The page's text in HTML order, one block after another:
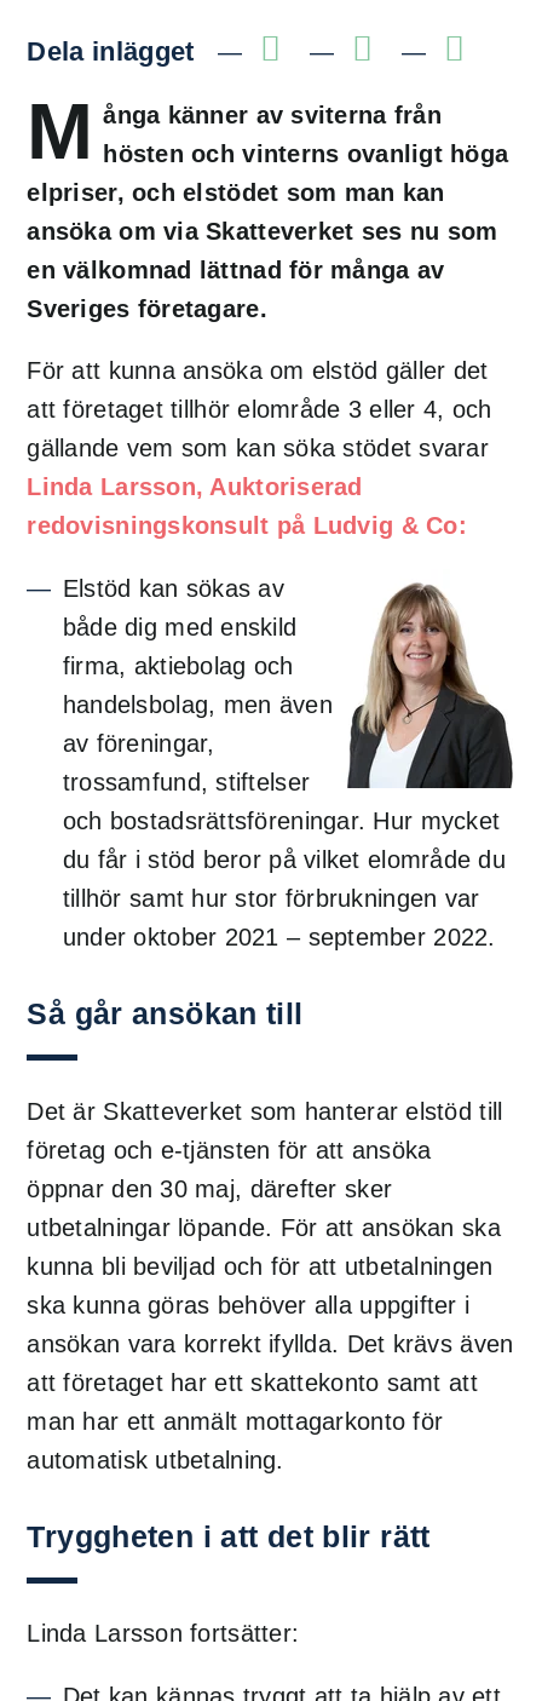
Dela inlägget
M ånga känner av sviterna från
hösten och vinterns ovanligt höga
elpriser, och elstödet som man kan
ansöka om via Skatteverket ses nu som
en välkomnad lättnad för många av
Sveriges företagare.
För att kunna ansöka om elstöd gäller det
att företaget tillhör elområde 3 eller 4, och
gällande vem som kan söka stödet svarar
Linda Larsson, Auktoriserad
redovisningskonsult på Ludvig & Co:
Elstöd kan sökas av
både dig med enskild
firma, aktiebolag och
handelsbolag, men även
av föreningar,
trossamfund, stiftelser
och bostadsrättsföreningar. Hur mycket
du får i stöd beror på vilket elområde du
tillhör samt hur stor förbrukningen var
under oktober 2021 – september 2022.
Så går ansökan till
Det är Skatteverket som hanterar elstöd till
företag och e-tjänsten för att ansöka
öppnar den 30 maj, därefter sker
utbetalningar löpande. För att ansökan ska
kunna bli beviljad och för att utbetalningen
ska kunna göras behöver alla uppgifter i
ansökan vara korrekt ifyllda. Det krävs även
att företaget har ett skattekonto samt att
man har ett anmält mottagarkonto för
automatisk utbetalning.
Tryggheten i att det blir rätt
Linda Larsson fortsätter: